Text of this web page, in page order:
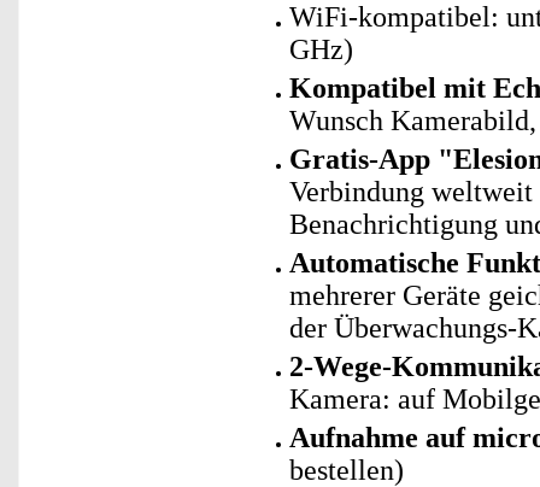
WiFi-kompatibel:
GHz)
Kompatibel mit
Wunsch
Gratis-App
Verbindung weltweit
Benachrichtigung
Automatische
mehrerer Geräte
der Überwachungs-
2-Wege-
Kamera: auf
Aufnahme auf
bestellen)